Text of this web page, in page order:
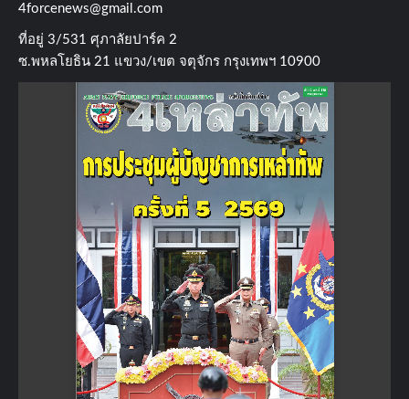
4forcenews@gmail.com
ที่อยู่​ 3/531​ ศุภาลัยปาร์ค​ 2
ซ.พหลโยธิน​ 21​ แขวง/เขต​ จตุจักร​ กรุงเทพฯ 10900